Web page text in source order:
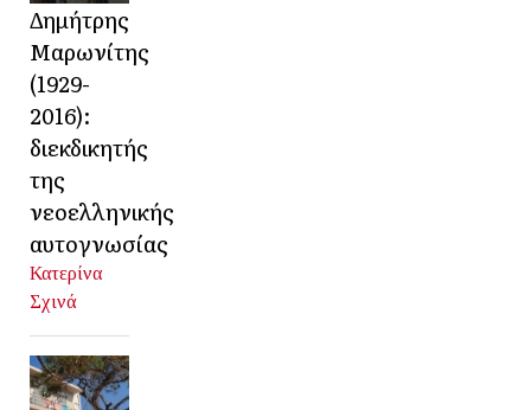
Δημήτρης
Μαρωνίτης
(1929-
2016):
διεκδικητής
της
νεοελληνικής
αυτογνωσίας
Κατερίνα
Σχινά